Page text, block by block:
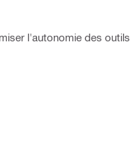
l'autonomie des outils